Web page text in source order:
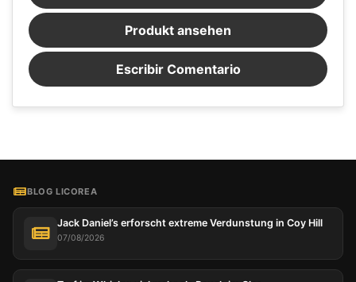
Produkt ansehen
Escribir Comentario
BLOG LICOREA
Jack Daniel’s erforscht extreme Verdunstung in Coy Hill
07/08/2026